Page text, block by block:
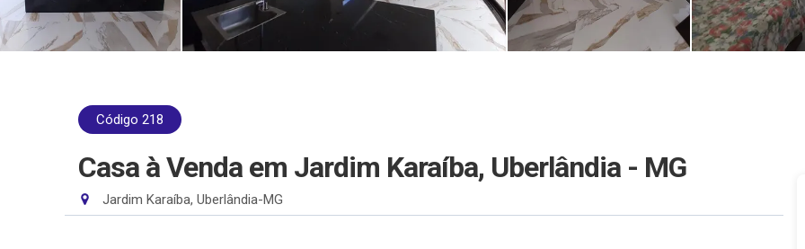
Código 218
Casa à Venda em Jardim Karaíba, Uberlândia - MG
Jardim Karaíba, Uberlândia-MG